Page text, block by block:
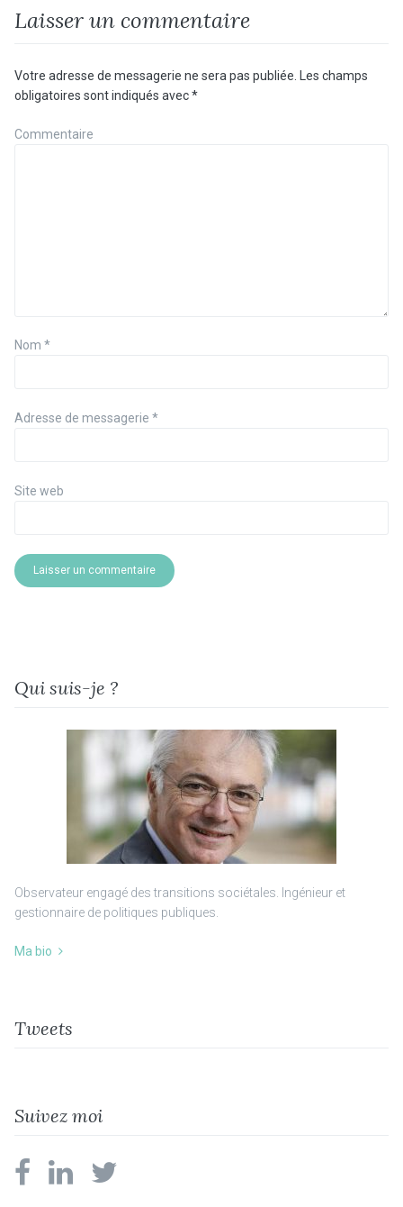
Laisser un commentaire
Votre adresse de messagerie ne sera pas publiée. Les champs
obligatoires sont indiqués avec*
Commentaire
Nom *
Adresse de messagerie *
Site web
Qui suis-je ?
Observateur engagé des transitions sociétales. Ingénieur et
gestionnaire de politiques publiques.
Ma bio
Tweets
Suivez moi
facebooklinkedin